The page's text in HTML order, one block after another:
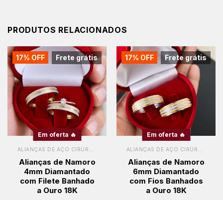
PRODUTOS RELACIONADOS
Frete grátis
17% OFF
Em oferta 🔥
Alianças de Namoro
4mm Diamantado
com Filete Banhado
a Ouro 18K
Frete grátis
17% OFF
Em oferta 🔥
Alianças de Namoro
6mm Diamantado
com Fios Banhados
a Ouro 18K